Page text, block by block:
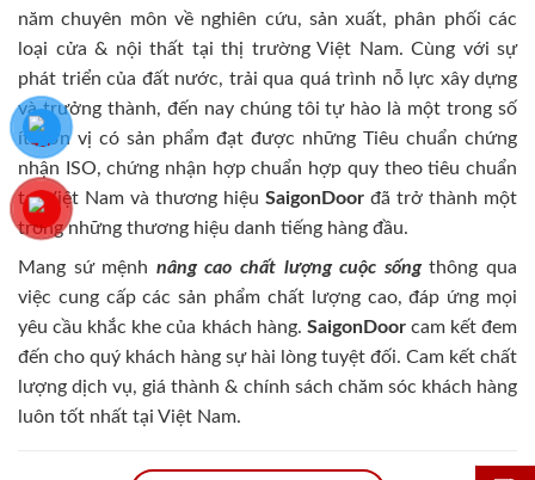
năm chuyên môn về nghiên cứu, sản xuất, phân phối các
loại cửa & nội thất tại thị trường Việt Nam. Cùng với sự
phát triển của đất nước, trải qua quá trình nỗ lực xây dựng
và trưởng thành, đến nay chúng tôi tự hào là một trong số
ít đơn vị có sản phẩm đạt được những Tiêu chuẩn chứng
nhận ISO, chứng nhận hợp chuẩn hợp quy theo tiêu chuẩn
tại Việt Nam và thương hiệu SaigonDoor đã trở thành một
trong những thương hiệu danh tiếng hàng đầu.
Mang sứ mệnh nâng cao chất lượng cuộc sốngthông qua
việc cung cấp các sản phẩm chất lượng cao, đáp ứng mọi
yêu cầu khắc khe của khách hàng. SaigonDoorcam kết đem
đến cho quý khách hàng sự hài lòng tuyệt đối. Cam kết chất
lượng dịch vụ, giá thành & chính sách chăm sóc khách hàng
luôn tốt nhất tại Việt Nam.